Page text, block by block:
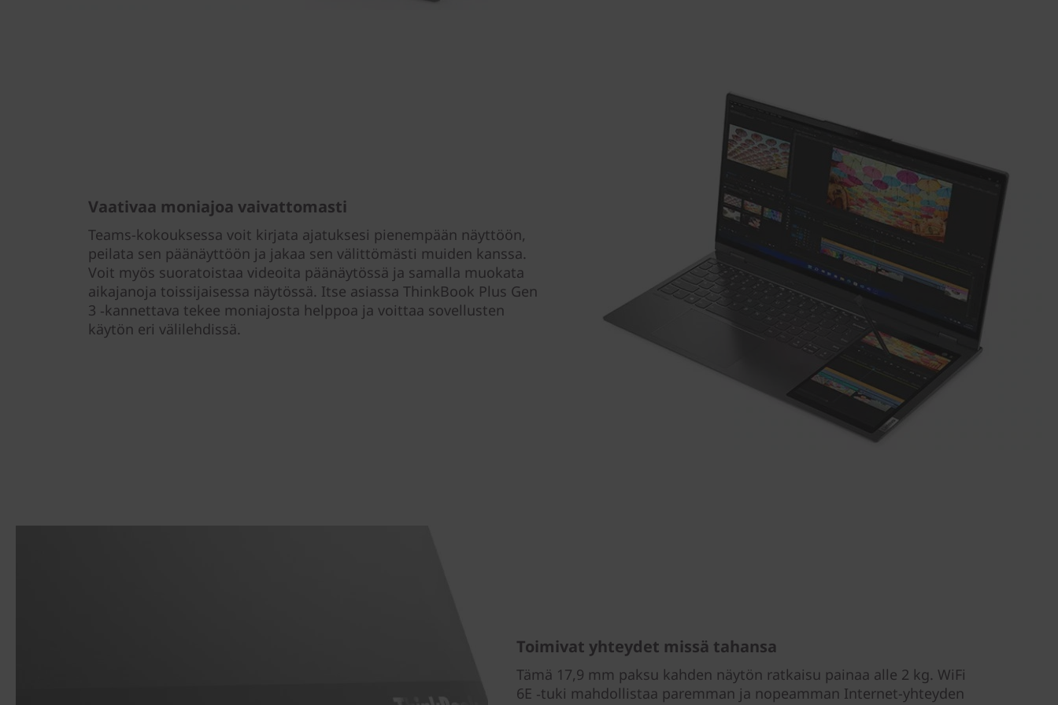
Vaativaa moniajoa vaivattomasti
Teams-kokouksessa voit kirjata ajatuksesi pienempään näyttöön,
peilata sen päänäyttöön ja jakaa sen välittömästi muiden kanssa.
Voit myös suoratoistaa videoita päänäytössä ja samalla muokata
aikajanoja toissijaisessa näytössä. Itse asiassa ThinkBook Plus Gen
3 ‑kannettava tekee moniajosta helppoa ja voittaa sovellusten
käytön eri välilehdissä.
Toimivat yhteydet missä tahansa
Tämä 17,9 mm paksu kahden näytön ratkaisu painaa alle 2 kg. WiFi
6E ‑tuki mahdollistaa paremman ja nopeamman Internet-yhteyden